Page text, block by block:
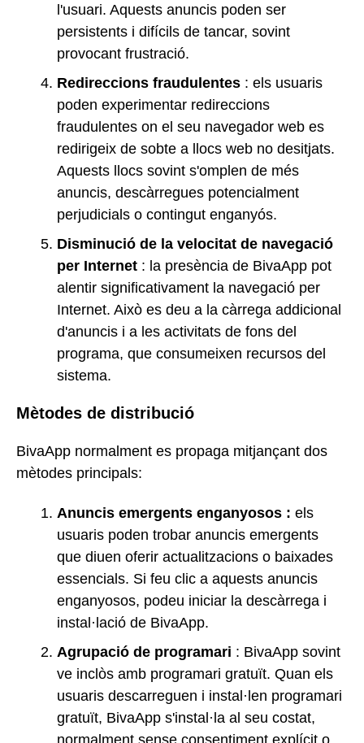
l'usuari. Aquests anuncis poden ser
persistents i difícils de tancar, sovint
provocant frustració.
Redireccions fraudulentes : els usuaris
poden experimentar redireccions
fraudulentes on el seu navegador web es
redirigeix de sobte a llocs web no desitjats.
Aquests llocs sovint s'omplen de més
anuncis, descàrregues potencialment
perjudicials o contingut enganyós.
Disminució de la velocitat de navegació
per Internet : la presència de BivaApp pot
alentir significativament la navegació per
Internet. Això es deu a la càrrega addicional
d'anuncis i a les activitats de fons del
programa, que consumeixen recursos del
sistema.
Mètodes de distribució
BivaApp normalment es propaga mitjançant dos
mètodes principals:
Anuncis emergents enganyosos : els
usuaris poden trobar anuncis emergents
que diuen oferir actualitzacions o baixades
essencials. Si feu clic a aquests anuncis
enganyosos, podeu iniciar la descàrrega i
instal·lació de BivaApp.
Agrupació de programari : BivaApp sovint
ve inclòs amb programari gratuït. Quan els
usuaris descarreguen i instal·len programari
gratuït, BivaApp s'instal·la al seu costat,
normalment sense consentiment explícit o